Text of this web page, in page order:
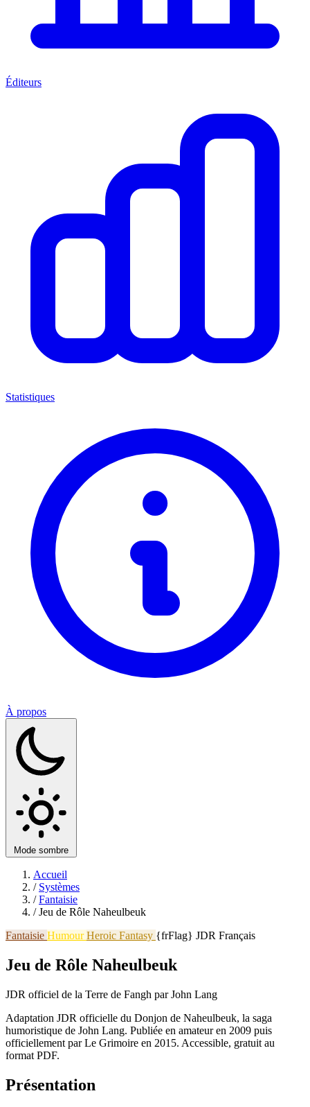
Éditeurs
Statistiques
À propos
Mode sombre
Accueil
/ Systèmes
/ Fantaisie
/ Jeu de Rôle Naheulbeuk
Fantaisie HumourHeroic Fantasy {frFlag} JDR Français
Jeu de Rôle Naheulbeuk
JDR officiel de la Terre de Fangh par John Lang
Adaptation JDR officielle du Donjon de Naheulbeuk, la saga
humoristique de John Lang. Publiée en amateur en 2009 puis
officiellement par Le Grimoire en 2015. Accessible, gratuit au
format PDF.
Présentation